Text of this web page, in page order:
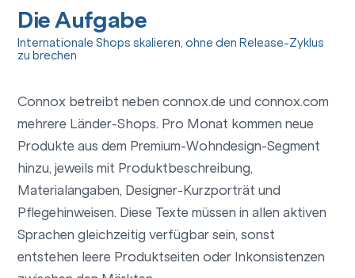
Die Aufgabe
Internationale Shops skalieren, ohne den Release-Zyklus
zu brechen
Connox betreibt neben connox.de und connox.com
mehrere Länder-Shops. Pro Monat kommen neue
Produkte aus dem Premium-Wohndesign-Segment
hinzu, jeweils mit Produktbeschreibung,
Materialangaben, Designer-Kurzporträt und
Pflegehinweisen. Diese Texte müssen in allen aktiven
Sprachen gleichzeitig verfügbar sein, sonst
entstehen leere Produktseiten oder Inkonsistenzen